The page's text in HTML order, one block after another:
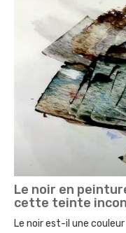
Le noir en
cette teinte
Le noir est-il une